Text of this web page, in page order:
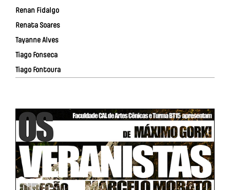
Renan Fidalgo
Renata Soares
Tayanne Alves
Tiago Fonseca
Tiago Fontoura